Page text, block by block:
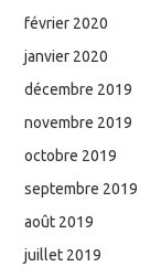
février 2020
janvier 2020
décembre 2019
novembre 2019
octobre 2019
septembre 2019
août 2019
juillet 2019